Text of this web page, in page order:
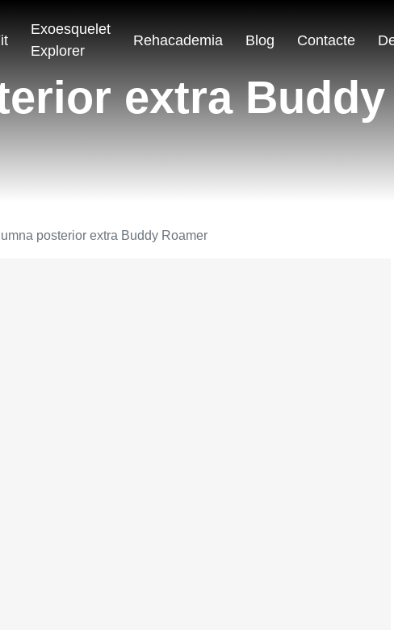
Exoesquelet
Explorer
Rehacademia Blog Contacte
extra Buddy
posterior extra Buddy Roamer